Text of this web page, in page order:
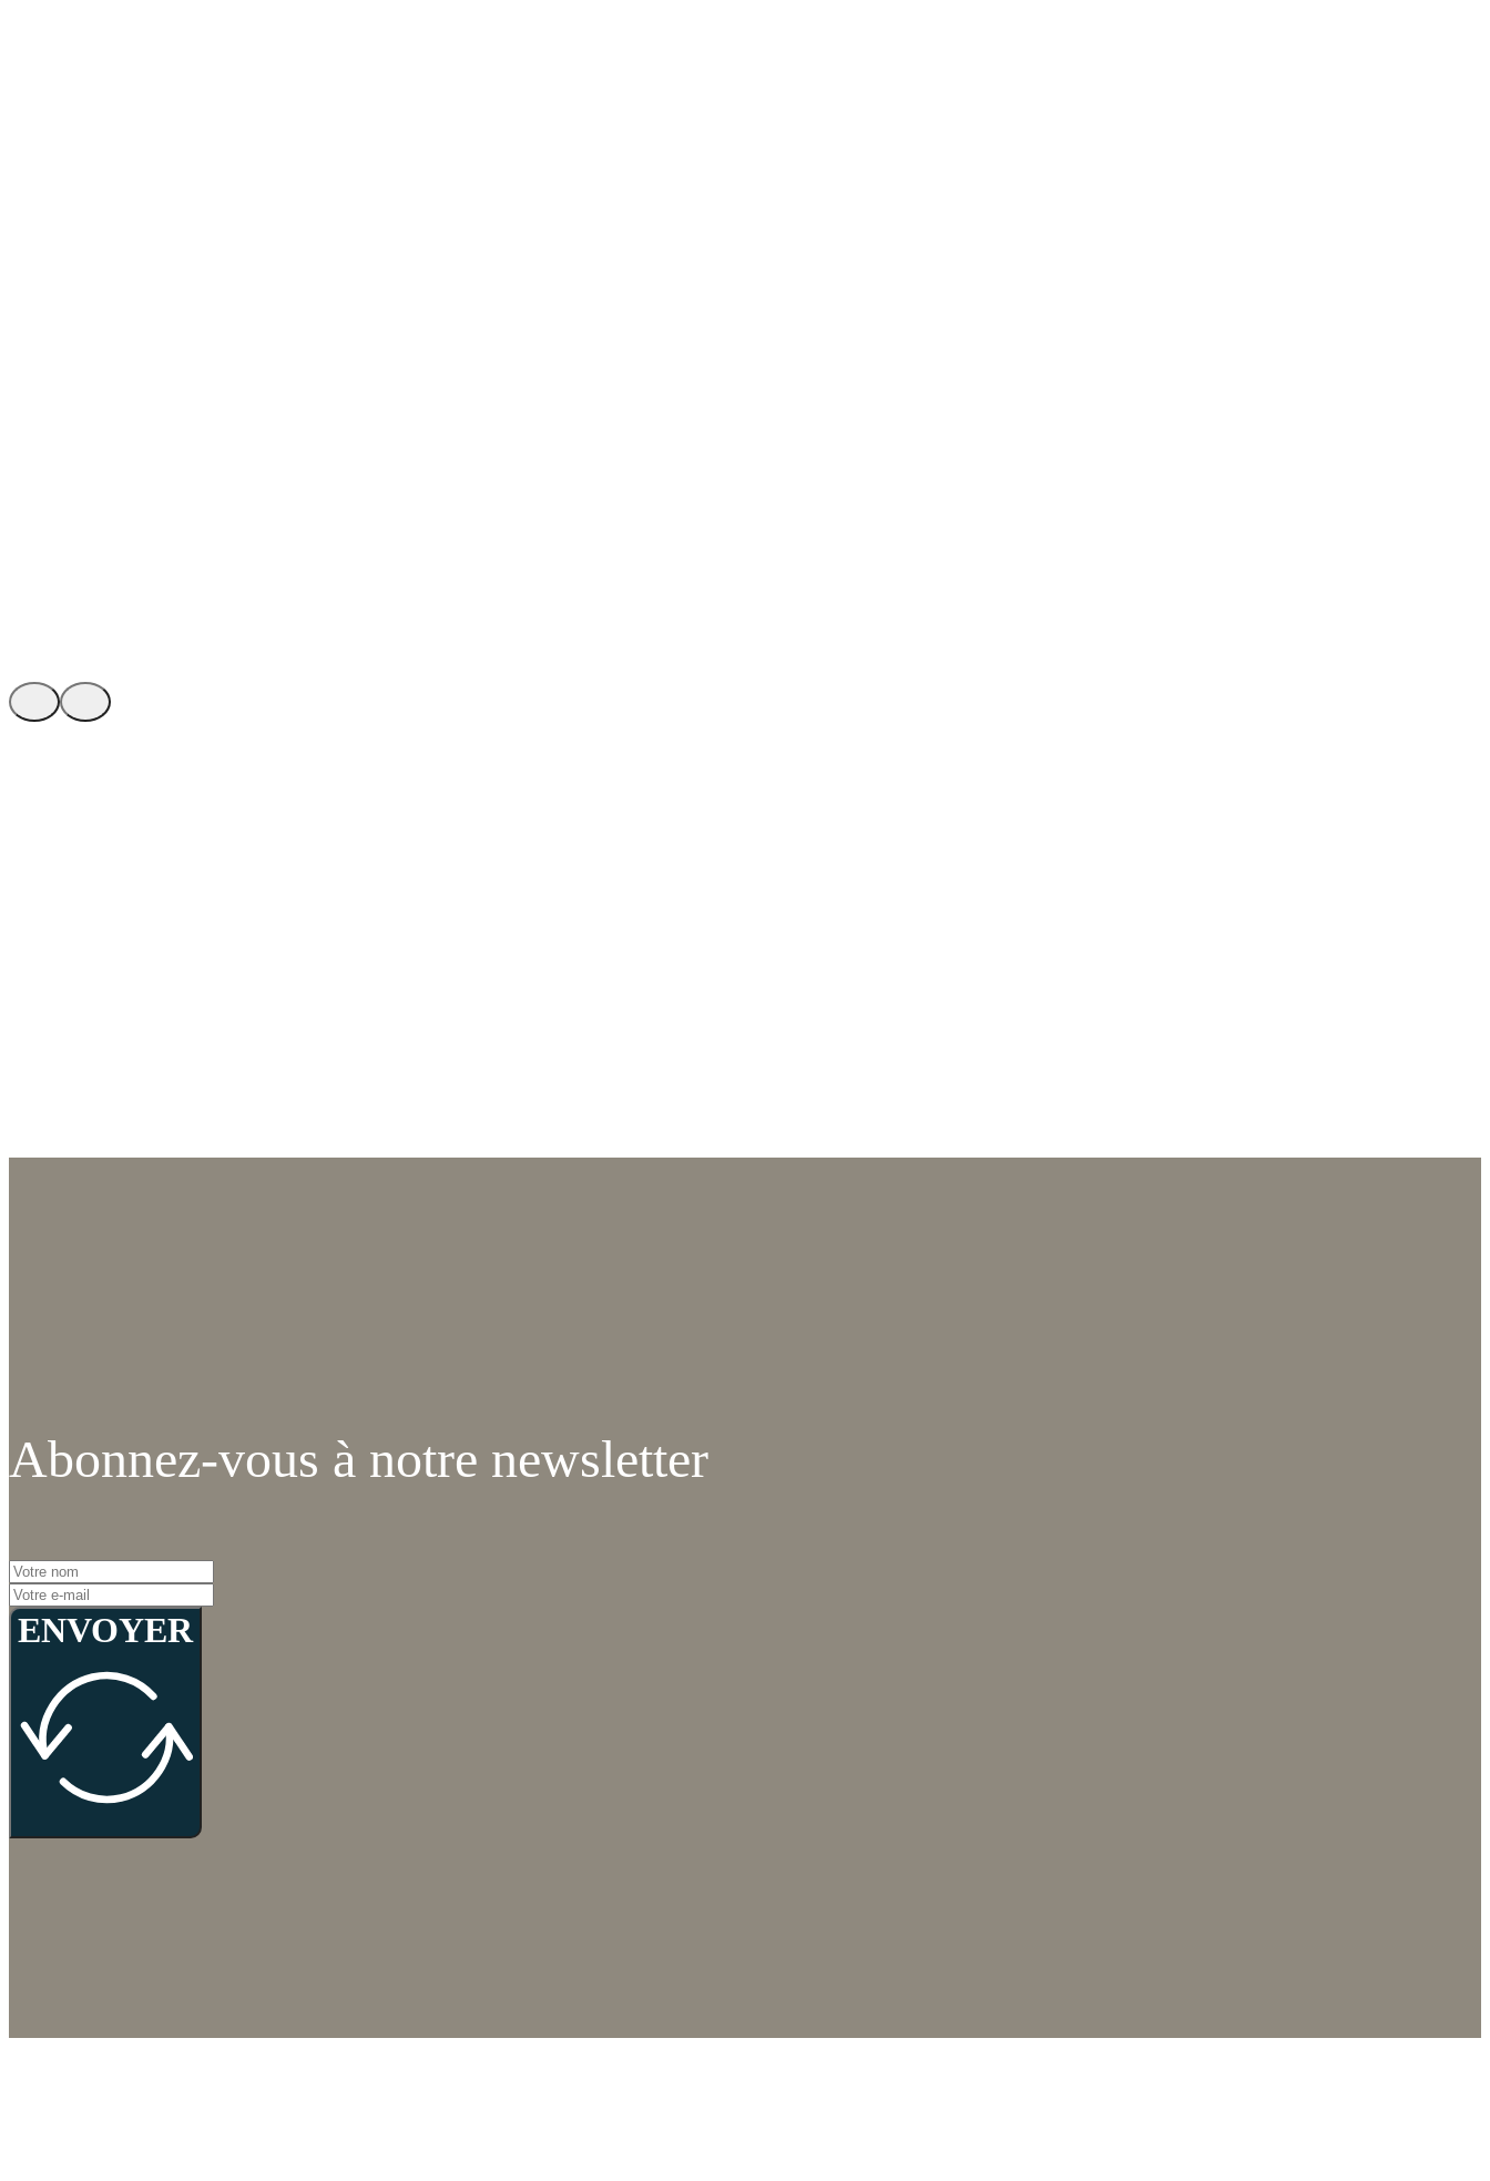
Abonnez-vous à notre newsletter
ENVOYER